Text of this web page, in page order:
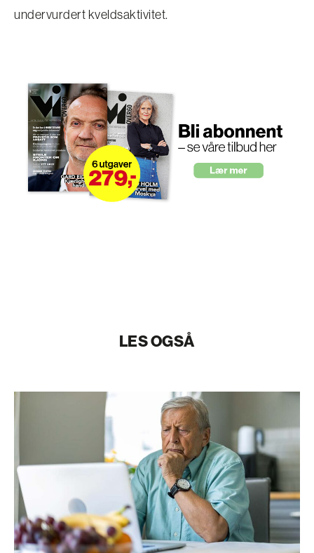
undervurdert kveldsaktivitet.
LES OGSÅ